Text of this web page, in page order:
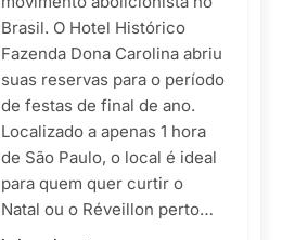
Brasil. O Hotel Histórico
Fazenda Dona Carolina abriu
suas reservas para o período
de festas de final de ano.
Localizado a apenas 1 hora
de São Paulo, o local é ideal
para quem quer curtir o
Natal ou o Réveillon perto…